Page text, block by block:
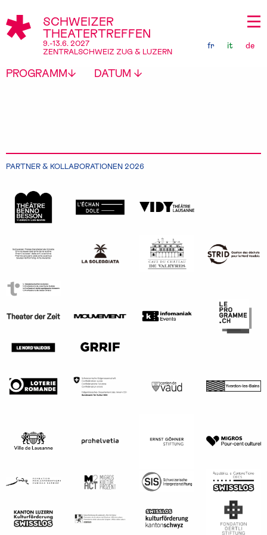
SCHWEIZER
THEATERTREFFEN
9.-13.6. 2027
ZENTRALSCHWEIZ ZUG & LUZERN
fr it de
PROGRAMM DATUM
PARTNER & KOLLABORATIONEN 2026